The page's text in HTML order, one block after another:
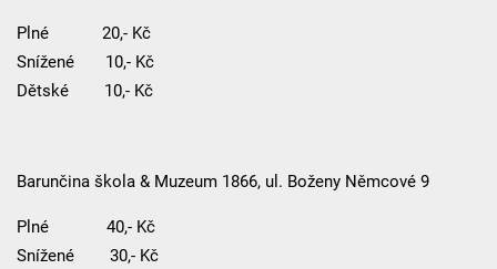
Plné 20,- Kč
Snížené 10,- Kč
Dětské 10,- Kč
Barunčina škola & Muzeum 1866, ul. Boženy Němcové 9
Plné 40,- Kč
Snížené 30,- Kč